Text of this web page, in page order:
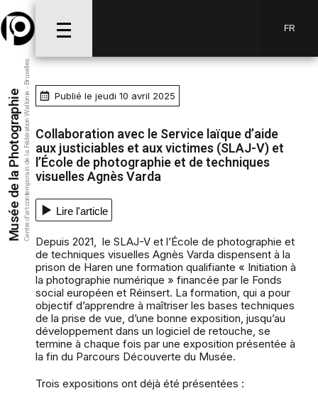
Musée de la PhotographieCentre d’art contemporain de la Fédération Wallonie - Bruxelles
FR
Publié le jeudi 10 avril 2025
Collaboration avec le Service laïque d’aide
aux justiciables et aux victimes (SLAJ-V) et
l’École de photographie et de techniques
visuelles Agnès Varda
Lire l'article
Depuis 2021, le SLAJ-V et l’École de photographie et
de techniques visuelles Agnès Varda dispensent à la
prison de Haren une formation qualifiante « Initiation à
la photographie numérique » financée par le Fonds
social européen et Réinsert. La formation, qui a pour
objectif d’apprendre à maîtriser les bases techniques
de la prise de vue, d’une bonne exposition, jusqu’au
développement dans un logiciel de retouche, se
termine à chaque fois par une exposition présentée à
la fin du Parcours Découverte du Musée.
Trois expositions ont déjà été présentées :